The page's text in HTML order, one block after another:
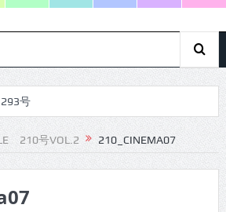
号
号
号
号
210号VOL.2 210_CINEMA07